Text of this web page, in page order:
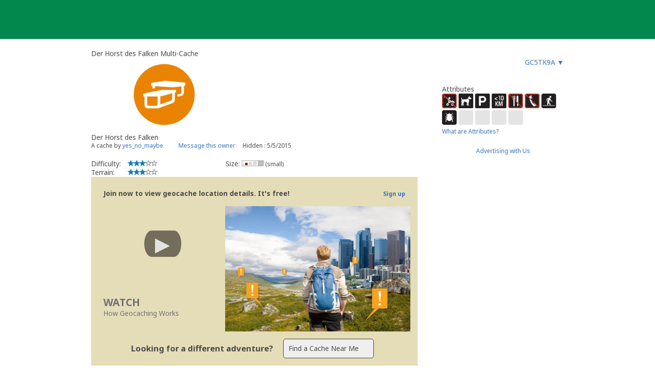
Der Horst des Falken Multi-Cache
GC5TK9A ▼
Der Horst des Falken
A cache byyes_no_maybe Message this owner Hidden : 5/5/2015
Difficulty:
Terrain:
Size: (small)
Join now to view geocache location details. It's free! Sign up
WATCH
How Geocaching Works
Looking for a different adventure?
Attributes
What are Attributes?
Advertising with Us